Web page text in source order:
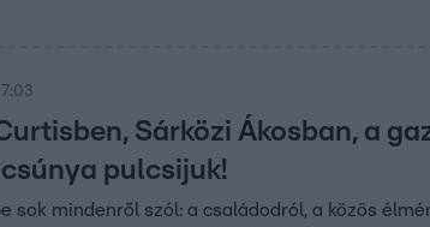
Sárközi Ákosban, a
pulcsijuk!
sok mindenről szól: a családodról, a közös